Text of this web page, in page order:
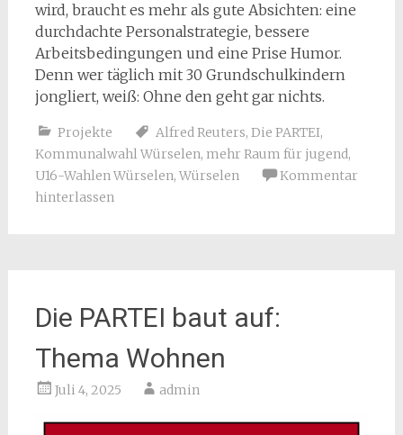
wird, braucht es mehr als gute Absichten: eine
durchdachte Personalstrategie, bessere
Arbeitsbedingungen und eine Prise Humor.
Denn wer täglich mit 30 Grundschulkindern
jongliert, weiß: Ohne den geht gar nichts.
Projekte Alfred Reuters, Die PARTEI,
Kommunalwahl Würselen, mehr Raum für jugend,
U16-Wahlen Würselen, Würselen
Kommentar
hinterlassen
Die PARTEI baut auf:
Thema Wohnen
Juli 4, 2025 admin